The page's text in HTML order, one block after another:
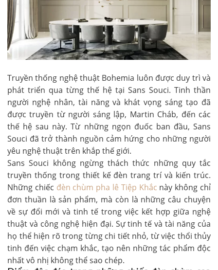
Truyền thống nghệ thuật Bohemia luôn được duy trì và
phát triển qua từng thế hệ tại Sans Souci. Tinh thần
người nghệ nhân, tài năng và khát vọng sáng tạo đã
được truyền từ người sáng lập, Martin Cháb, đến các
thế hệ sau này. Từ những ngọn đuốc ban đầu, Sans
Souci đã trở thành nguồn cảm hứng cho những người
yêu nghệ thuật trên khắp thế giới.
Sans Souci không ngừng thách thức những quy tắc
truyền thống trong thiết kế đèn trang trí và kiến trúc.
Những chiếc đèn chùm pha lê Tiệp Khắc này không chỉ
đơn thuần là sản phẩm, mà còn là những câu chuyện
về sự đổi mới và tinh tế trong việc kết hợp giữa nghệ
thuật và công nghệ hiện đại. Sự tinh tế và tài năng của
họ thể hiện rõ trong từng chi tiết nhỏ, từ việc thổi thủy
tinh đến việc chạm khắc, tạo nên những tác phẩm độc
nhất vô nhị không thể sao chép.